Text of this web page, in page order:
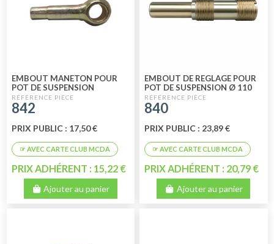
EMBOUT MANETON POUR
POT DE SUSPENSION
842
PRIX PUBLIC : 17,50 €
PRIX ADHÉRENT : 15,22 €
Ajouter au panier
EMBOUT DE REGLAGE POUR
POT DE SUSPENSION Ø 110
MM
840
PRIX PUBLIC : 23,89 €
PRIX ADHÉRENT : 20,79 €
Ajouter au panier